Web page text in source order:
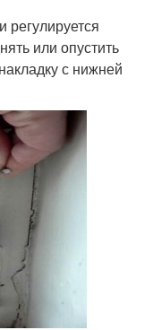
регулируется
или опустить
с нижней